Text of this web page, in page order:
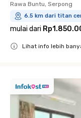
Rawa Buntu, Serpong
6.5 km dari titan
mulai dari
Lihat info lebih